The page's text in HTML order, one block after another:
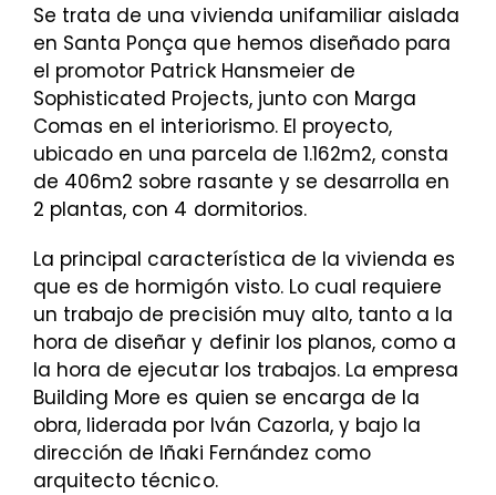
Se trata de una vivienda unifamiliar aislada
en Santa Ponça que hemos diseñado para
el promotor Patrick Hansmeier de
Sophisticated Projects, junto con Marga
Comas en el interiorismo. El proyecto,
ubicado en una parcela de 1.162m2, consta
de 406m2 sobre rasante y se desarrolla en
2 plantas, con 4 dormitorios.
La principal característica de la vivienda es
que es de hormigón visto. Lo cual requiere
un trabajo de precisión muy alto, tanto a la
hora de diseñar y definir los planos, como a
la hora de ejecutar los trabajos. La empresa
Building More es quien se encarga de la
obra, liderada por Iván Cazorla, y bajo la
dirección de Iñaki Fernández como
arquitecto técnico.